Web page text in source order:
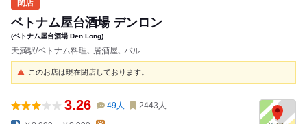
ベトナム屋台酒場 デンロン
(ベトナム屋台酒場 Den Long)
天満駅/ベトナム料理､ 居酒屋､ バル
このお店は現在閉店しております。
3.26 49人 2443 人